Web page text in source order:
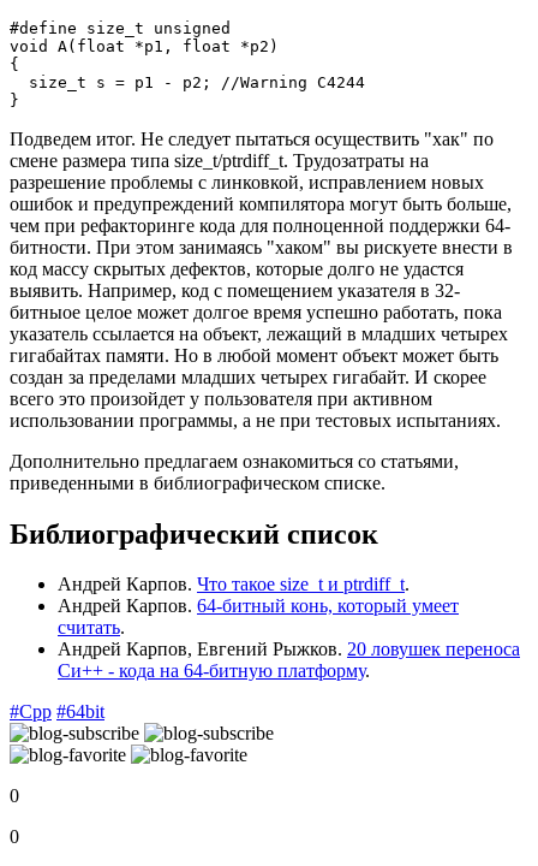
#define size_t unsigned
void A(float *p1, float *p2)
{
  size_t s = p1 - p2; //Warning C4244
}
Подведем итог. Не следует пытаться осуществить "хак" по
смене размера типа size_t/ptrdiff_t. Трудозатраты на
разрешение проблемы с линковкой, исправлением новых
ошибок и предупреждений компилятора могут быть больше,
чем при рефакторинге кода для полноценной поддержки 64-
битности. При этом занимаясь "хаком" вы рискуете внести в
код массу скрытых дефектов, которые долго не удастся
выявить. Например, код с помещением указателя в 32-
битныое целое может долгое время успешно работать, пока
указатель ссылается на объект, лежащий в младших четырех
гигабайтах памяти. Но в любой момент объект может быть
создан за пределами младших четырех гигабайт. И скорее
всего это произойдет у пользователя при активном
использовании программы, а не при тестовых испытаниях.
Дополнительно предлагаем ознакомиться со статьями,
приведенными в библиографическом списке.
Библиографический список
Андрей Карпов. Что такое size_t и ptrdiff_t.
Андрей Карпов. 64-битный конь, который умеет
считать.
Андрей Карпов, Евгений Рыжков. 20 ловушек переноса
Си++ - кода на 64-битную платформу.
#Cpp #64bit
0
0